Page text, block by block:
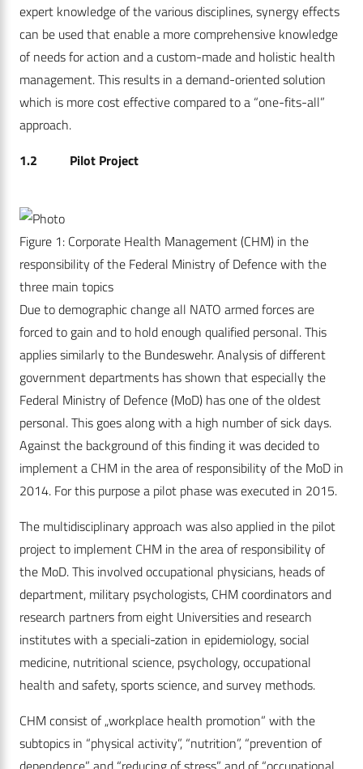
expert knowledge of the various disciplines, synergy effects
can be used that enable a more comprehensive knowledge
of needs for action and a custom-made and holistic health
management. This results in a demand-oriented solution
which is more cost effective compared to a “one-fits-all”
approach.
1.2 Pilot Project
Figure 1: Corporate Health Management (CHM) in the
responsibility of the Federal Ministry of Defence with the
three main topics
Due to demographic change all NATO armed forces are
forced to gain and to hold enough qualified personal. This
applies similarly to the Bundeswehr. Analysis of different
government departments has shown that especially the
Federal Ministry of Defence (MoD) has one of the oldest
personal. This goes along with a high number of sick days.
Against the background of this finding it was decided to
implement a CHM in the area of responsibility of the MoD in
2014. For this purpose a pilot phase was executed in 2015.
The multidisciplinary approach was also applied in the pilot
project to implement CHM in the area of responsibility of
the MoD. This involved occupational physicians, heads of
department, military psychologists, CHM coordinators and
research partners from eight Universities and research
institutes with a speciali-zation in epidemiology, social
medicine, nutritional science, psychology, occupational
health and safety, sports science, and survey methods.
CHM consist of „workplace health promotion” with the
subtopics in “physical activity”, “nutrition”, “prevention of